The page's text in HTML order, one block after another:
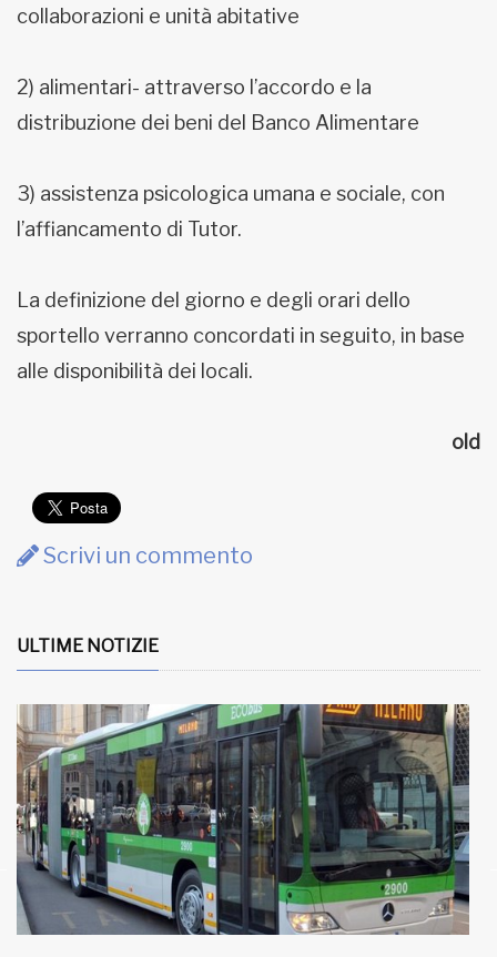
collaborazioni e unità abitative
2) alimentari- attraverso l’accordo e la
distribuzione dei beni del Banco Alimentare
3) assistenza psicologica umana e sociale, con
l’affiancamento di Tutor.
La definizione del giorno e degli orari dello
sportello verranno concordati in seguito, in base
alle disponibilità dei locali.
old
Scrivi un commento
ULTIME NOTIZIE